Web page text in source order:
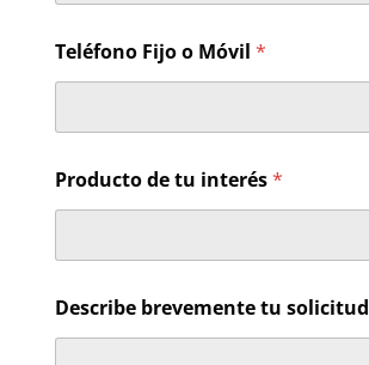
Teléfono Fijo o Móvil *
Producto de tu interés*
N
o
Describe brevemente tu solicitud